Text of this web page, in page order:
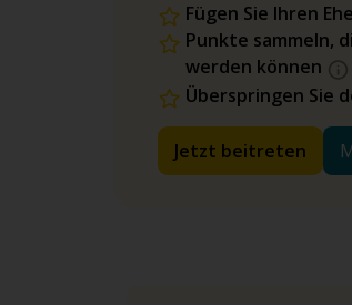
Fügen Sie Ihren
Punkte sammeln,
werden können
Überspringen Sie
Jetzt beitreten